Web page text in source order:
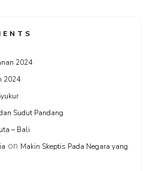
2024
2024
Sudut Pandang
– Bali
on Makin Skeptis Pada Negara yang